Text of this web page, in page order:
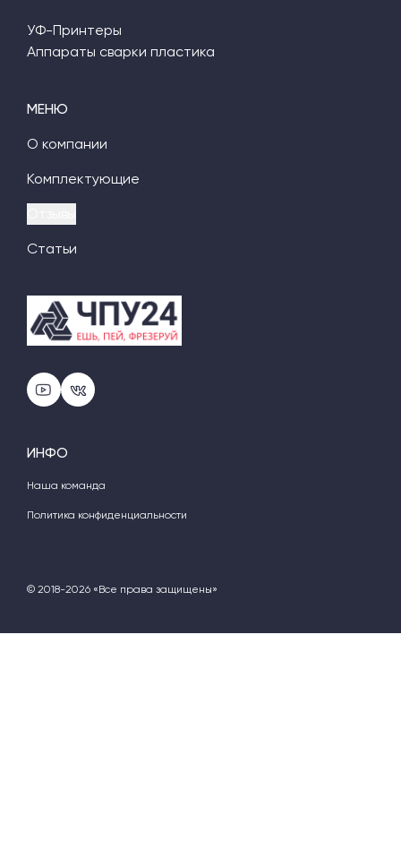
МЕНЮ
О компании
Комплектующие
Статьи
УФ-Принтеры
Аппараты сварки пластика
ИНФО
Наша команда
Политика конфиденциальности
© 2018-2026 «Все права защищены»